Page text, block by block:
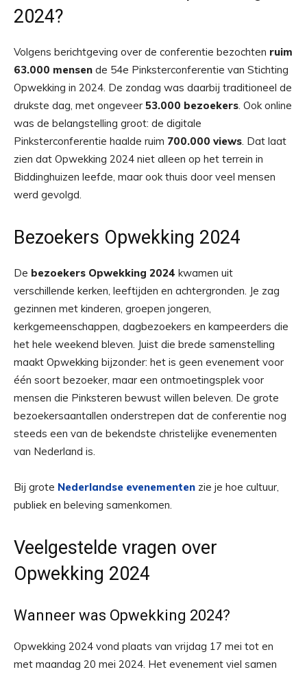
2024?
Volgens berichtgeving over de conferentie bezochten ruim
63.000 mensen de 54e Pinksterconferentie van Stichting
Opwekking in 2024. De zondag was daarbij traditioneel de
drukste dag, met ongeveer 53.000 bezoekers. Ook online
was de belangstelling groot: de digitale
Pinksterconferentie haalde ruim 700.000 views. Dat laat
zien dat Opwekking 2024 niet alleen op het terrein in
Biddinghuizen leefde, maar ook thuis door veel mensen
werd gevolgd.
Bezoekers Opwekking 2024
De bezoekers Opwekking 2024 kwamen uit
verschillende kerken, leeftijden en achtergronden. Je zag
gezinnen met kinderen, groepen jongeren,
kerkgemeenschappen, dagbezoekers en kampeerders die
het hele weekend bleven. Juist die brede samenstelling
maakt Opwekking bijzonder: het is geen evenement voor
één soort bezoeker, maar een ontmoetingsplek voor
mensen die Pinksteren bewust willen beleven. De grote
bezoekersaantallen onderstrepen dat de conferentie nog
steeds een van de bekendste christelijke evenementen
van Nederland is.
Bij grote Nederlandse evenementen zie je hoe cultuur,
publiek en beleving samenkomen.
Veelgestelde vragen over
Opwekking 2024
Wanneer was Opwekking 2024?
Opwekking 2024 vond plaats van vrijdag 17 mei tot en
met maandag 20 mei 2024. Het evenement viel samen